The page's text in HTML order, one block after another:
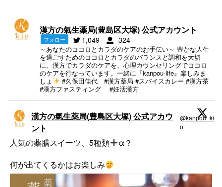
漢方の氣生薬局(豊島区大塚) 公式アカウント
フォロー 1,049 324
～あなたのココロとカラダのケアのお手伝い～ 豊かな人生
を過ごすためのココロとカラダのバランスと調和を大切
に、漢方でカラダのケアを、心理カウンセリングでココロ
のケアを行なっています。一緒に『kanpou-life』楽しみま
しょ
#久保田佳代 #漢方薬局 #スパイスカレー #漢方茶
#漢方ファスティング #妊活漢方
漢方の氣生薬局(豊島区大塚) 公式アカウ
ント
@kanpou_ki
o
人気の薬膳スイーツ、5種類
α？
何が出てくるかはお楽しみ